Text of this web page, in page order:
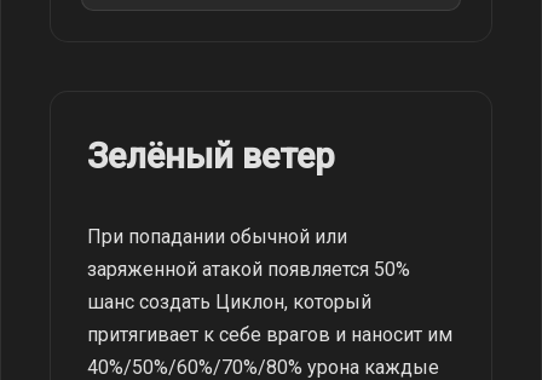
Зелёный ветер
При попадании обычной или
заряженной атакой появляется 50%
шанс создать Циклон, который
притягивает к себе врагов и наносит им
40%/50%/60%/70%/80% урона каждые